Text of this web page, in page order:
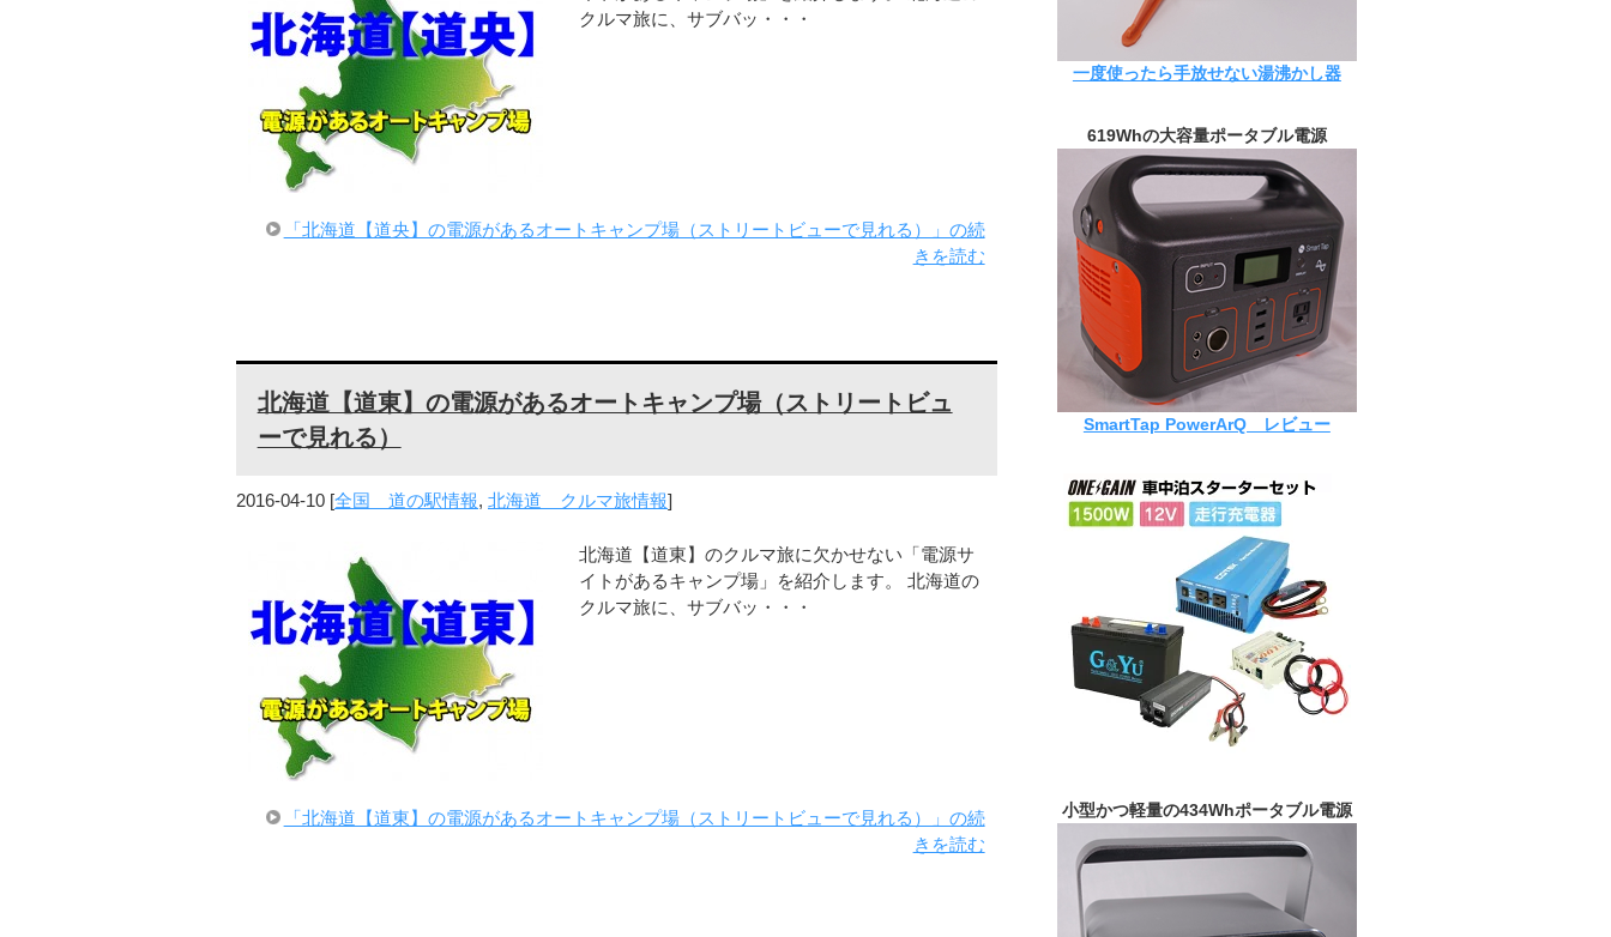
クルマ旅に、サブバッ・・・
「北海道【道央】の電源があるオートキャンプ場（ストリートビューで見れる）」の続
きを読む
北海道【道東】の電源があるオートキャンプ場（ストリートビュ
ーで見れる）
2016-04-10 [全国 道の駅情報, 北海道 クルマ旅情報]
北海道【道東】のクルマ旅に欠かせない「電源サ
イトがあるキャンプ場」を紹介します。 北海道の
クルマ旅に、サブバッ・・・
「北海道【道東】の電源があるオートキャンプ場（ストリートビューで見れる）」の続
きを読む
一度使ったら手放せない湯沸かし器
619Whの大容量ポータブル電源
SmartTap PowerArQ レビュー
小型かつ軽量の434Whポータブル電源